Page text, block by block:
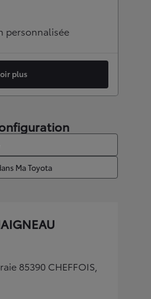
personnalisée
plus
Ma Toyota
85390 CHEFFOIS,